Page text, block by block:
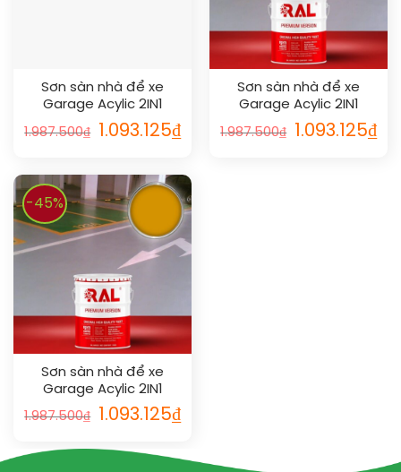
Sơn sàn nhà để xe
Garage Acylic 2IN1
(Lót+phủ) RAL GARAGE
FLOOR 2IN1 1021
1.987.500₫ 1.093.125₫
Sơn sàn nhà để xe
Garage Acylic 2IN1
(Lót+phủ) RAL GARAGE
FLOOR 2IN1 1004
1.987.500₫ 1.093.125₫
-45%
Sơn sàn nhà để xe
Garage Acylic 2IN1
(Lót+phủ) RAL GARAGE
FLOOR 2IN1 1007
1.987.500₫ 1.093.125₫